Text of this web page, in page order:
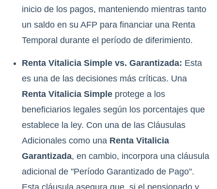
inicio de los pagos, manteniendo mientras tanto
un saldo en su AFP para financiar una Renta
Temporal durante el período de diferimiento.
Renta Vitalicia Simple vs. Garantizada: Esta
es una de las decisiones más críticas. Una
Renta Vitalicia Simple protege a los
beneficiarios legales según los porcentajes que
establece la ley. Con una de las Cláusulas
Adicionales como una Renta Vitalicia
Garantizada, en cambio, incorpora una cláusula
adicional de "Período Garantizado de Pago".